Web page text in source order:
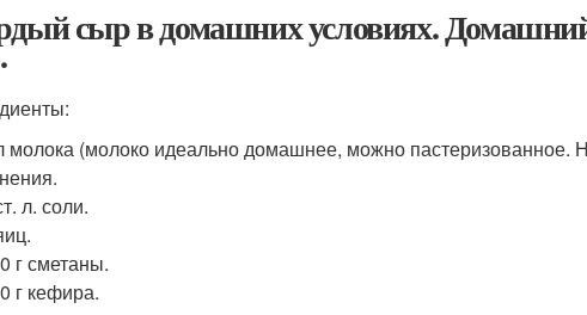
сыр в домашних условиях.
молока (молоко идеально домашнее, можно пастеризованное.
л. соли.
г сметаны.
г кефира.